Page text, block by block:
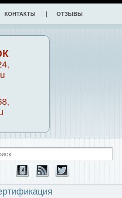
КОНТАКТЫ ОТЗЫВЫ